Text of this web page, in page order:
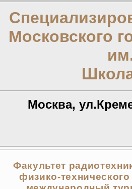
Московского
Москва,
Факультет
физико-